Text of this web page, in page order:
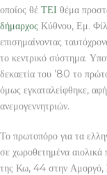
οποίος θέ ΤΕΙ θέμα
δήμαρχος Κύθνου, Εμ.
επισημαίνοντας
το κεντρικό σύστημα.
δεκαετία του ’80 το
όμως εγκαταλείφθηκε,
ανεμογεννητριών.
Το πρωτοπόρο για τα
σε χωροθετημένα
της Κω, 44 στην Αμοργό,